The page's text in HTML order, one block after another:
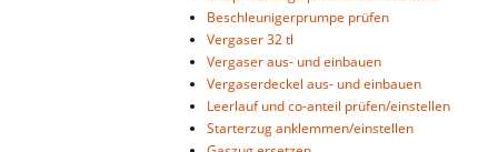
Beschleunigerprumpe prüfen
Vergaser 32 tl
Vergaser aus- und einbauen
Vergaserdeckel aus- und einbauen
Leerlauf und co-anteil prüfen/einstellen
Starterzug anklemmen/einstellen